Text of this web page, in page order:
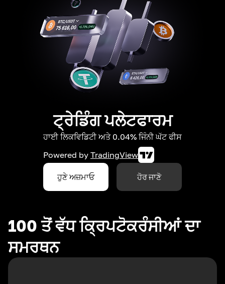
ਟ੍ਰੇਡਿੰਗ ਪਲੇਟਫਾਰਮ
ਹਾਈ ਲਿਕਵਿਡਿਟੀ ਅਤੇ 0.04% ਜਿੰਨੀ ਘੱਟ ਫੀਸ
Powered by TradingView
ਹੁਣੇ ਅਜ਼ਮਾਓ ਹੋਰ ਜਾਣੋ
100 ਤੋਂ ਵੱਧ ਕ੍ਰਿਪਟੋਕਰੰਸੀਆਂ ਦਾ
ਸਮਰਥਨ